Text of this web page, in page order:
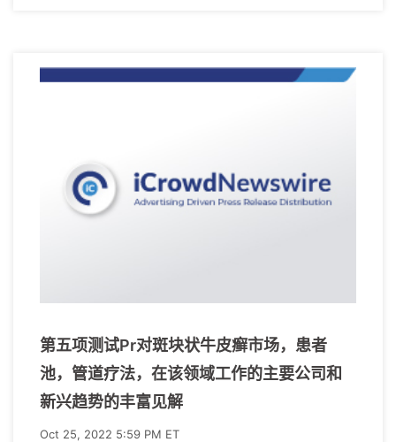
第五项测试Pr对斑块状牛皮癣市场，患者
池，管道疗法，在该领域工作的主要公司和
新兴趋势的丰富见解
Oct 25, 2022 5:59 PM ET